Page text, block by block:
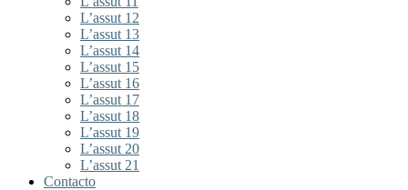
L’assut 12
L’assut 13
L’assut 14
L’assut 15
L’assut 16
L’assut 17
L’assut 18
L’assut 19
L’assut 20
L’assut 21
Contacto